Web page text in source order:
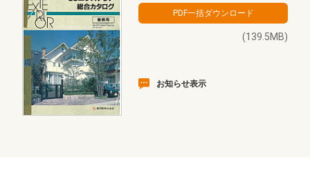
(139.5MB)
お知らせ表示